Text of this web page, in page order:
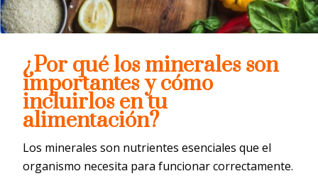
¿Por qué los minerales son
importantes y cómo
incluirlos en tu
alimentación?
Los minerales son nutrientes esenciales que el
organismo necesita para funcionar correctamente.